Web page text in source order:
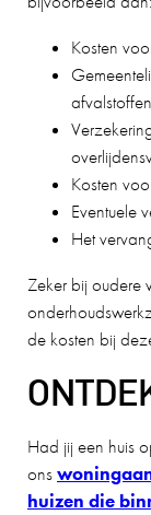
Kosten
Kosten
Eventuele
Het
Zeker bij oudere
de kosten bij
Had jij een huis
ons
huizen die